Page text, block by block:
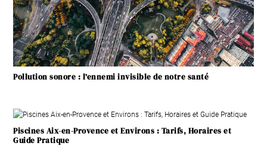
Pollution sonore : l’ennemi invisible de notre santé
Piscines Aix-en-Provence et Environs : Tarifs, Horaires et
Guide Pratique